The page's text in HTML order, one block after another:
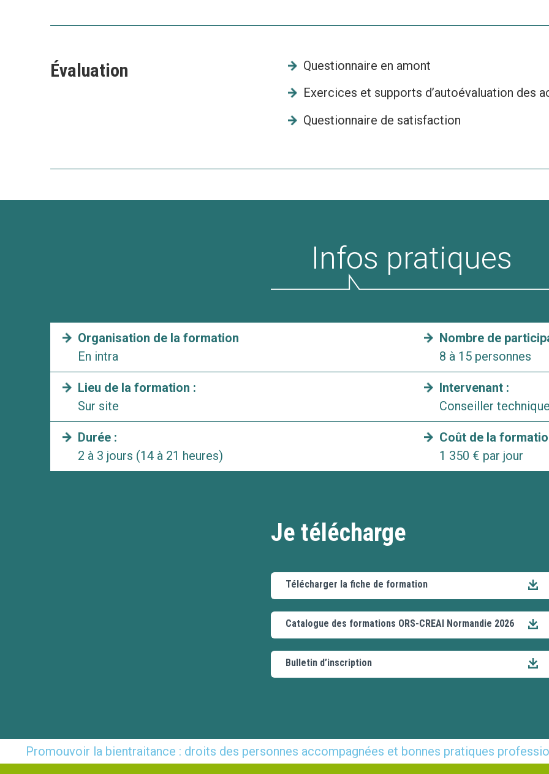
Évaluation
Questionnaire en amont
Exercices et supports d’autoévaluation des
Questionnaire de satisfaction
Infos pratiques
Organisation de la formation
En intra
Lieu de la formation :
Sur site
Durée :
2 à 3 jours (14 à 21 heures)
Nombre de
8 à 15 personnes
Intervenant :
Conseiller
Coût de la
1 350 € par jour
Je télécharge
Télécharger la fiche de formation
Catalogue des formations ORS-CREAI Normandie 2026
Bulletin d’inscription
Promouvoir la bientraitance : droits des personnes accompagnées et bonnes pratiques